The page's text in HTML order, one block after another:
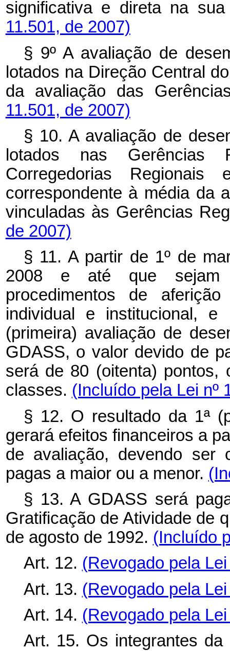
significativa e direta na
11.501, de 2007)
§ 9º A avaliação de
lotados na Direção Central
da avaliação das
11.501, de 2007)
§ 10. A avaliação de
lotados nas Gerências
Corregedorias Regionais
correspondente à média da
vinculadas às Gerências
de 2007)
§ 11. A partir de 1º de
2008 e até que sejam
procedimentos de
individual e institucional, e
(primeira) avaliação de
GDASS, o valor devido de
será de 80 (oitenta) pontos,
classes. (Incluído pela Lei nº
§ 12. O resultado da 1ª
gerará efeitos financeiros a
de avaliação, devendo ser
pagas a maior ou a menor.
§ 13. A GDASS será
Gratificação de Atividade de
de agosto de 1992. (Incluído
Art. 12. (Revogado pela
Art. 13. (Revogado pela
Art. 14. (Revogado pela
Art. 15. Os integrantes